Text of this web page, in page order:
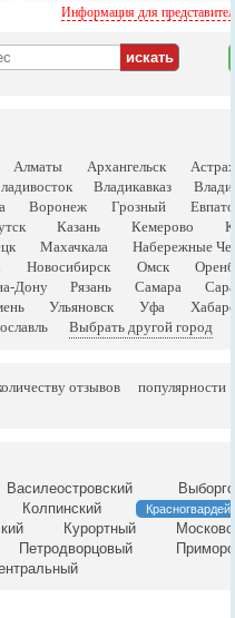
Информация для
Алматы Архангельск
Владикавказ
Воронеж Грозный
Казань Кемерово
Махачкала
Набережные
Новосибирск Омск
Дону Рязань Самара
Ульяновск Уфа
Выбрать другой город
отзывов
популярности
Василеостровский
Колпинский
Курортный
Петродворцовый